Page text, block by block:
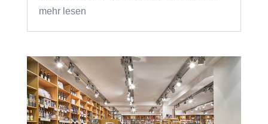
mehr lesen